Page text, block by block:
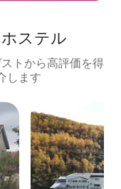
ステル
トから高評価を得
します